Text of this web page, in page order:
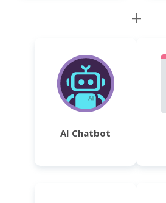
+
AI Chatbot